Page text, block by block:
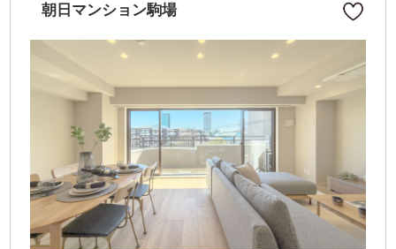
朝日マンション駒場